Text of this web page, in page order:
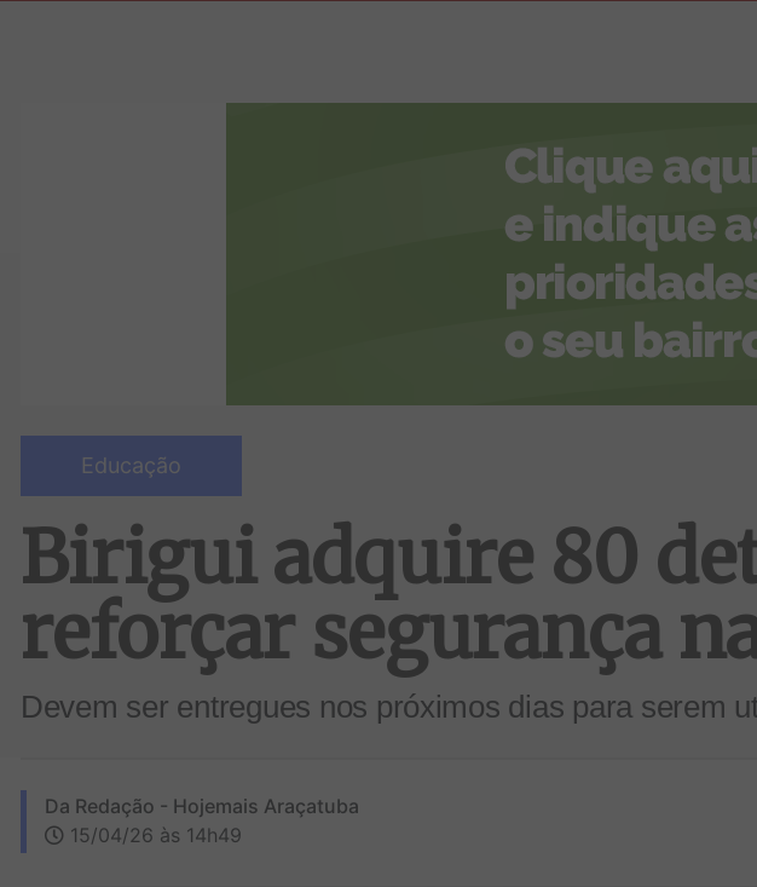
Educação
Birigui adquire 80
reforçar segurança
Devem ser entregues nos próximos dias para serem
Da Redação - Hojemais Araçatuba
15/04/26 às 14h49